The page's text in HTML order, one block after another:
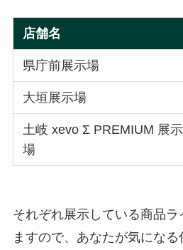
店舗名
県庁前展示場
大垣展示場
土岐 xevo Σ PREMIUM 展示
場
それぞれ展示している商品ラ
ますので、あなたが気にな